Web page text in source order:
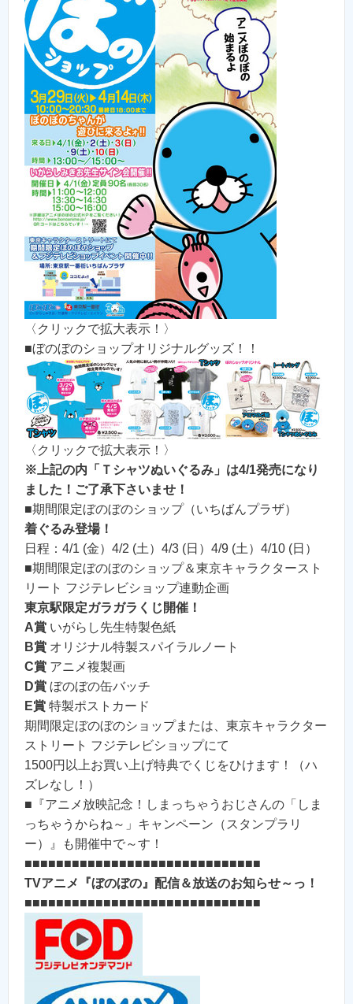
〈クリックで拡大表示！〉
■ぼのぼのショップオリジナルグッズ！！
〈クリックで拡大表示！〉
※上記の内「Ｔシャツぬいぐるみ」は4/1発売になり
ました！ご了承下さいませ！
■期間限定ぼのぼのショップ（いちばんプラザ）
着ぐるみ登場！
日程：4/1 (金）4/2 (土）4/3 (日）4/9 (土）4/10 (日）
■期間限定ぼのぼのショップ＆東京キャラクタースト
リート フジテレビショップ連動企画
東京駅限定ガラガラくじ開催！
A賞 いがらし先生特製色紙
B賞 オリジナル特製スパイラルノート
C賞 アニメ複製画
D賞 ぼのぼの缶バッチ
E賞 特製ポストカード
期間限定ぼのぼのショップまたは、東京キャラクター
ストリート フジテレビショップにて
1500円以上お買い上げ特典でくじをひけます！（ハ
ズレなし！）
■『アニメ放映記念！しまっちゃうおじさんの「しま
っちゃうからね～」キャンペーン（スタンプラリ
ー）』も開催中で～す！
■■■■■■■■■■■■■■■■■■■■■■■■■■■■■■
TVアニメ『ぼのぼの』配信＆放送のお知らせ～っ！
■■■■■■■■■■■■■■■■■■■■■■■■■■■■■■